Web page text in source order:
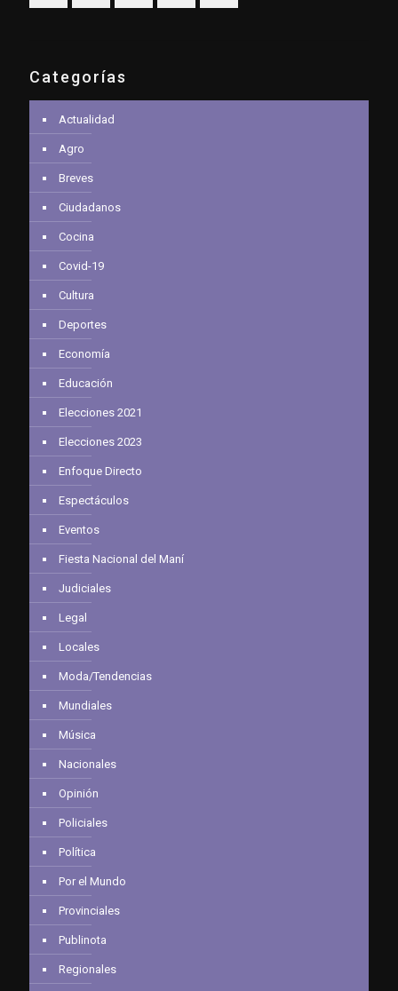
Categorías
Actualidad
Agro
Breves
Ciudadanos
Cocina
Covid-19
Cultura
Deportes
Economía
Educación
Elecciones 2021
Elecciones 2023
Enfoque Directo
Espectáculos
Eventos
Fiesta Nacional del Maní
Judiciales
Legal
Locales
Moda/Tendencias
Mundiales
Música
Nacionales
Opinión
Policiales
Política
Por el Mundo
Provinciales
Publinota
Regionales